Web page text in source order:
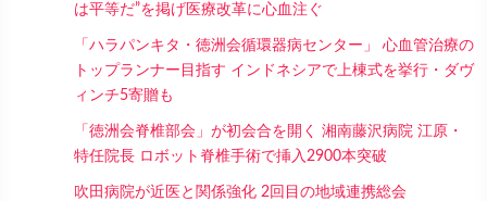
は平等だ”を掲げ医療改革に心血注ぐ
「ハラパンキタ・徳洲会循環器病センター」 心血管治療の
トップランナー目指す インドネシアで上棟式を挙行・ダヴ
ィンチ5寄贈も
「徳洲会脊椎部会」が初会合を開く 湘南藤沢病院 江原・
特任院長 ロボット脊椎手術で挿入2900本突破
吹田病院が近医と関係強化 2回目の地域連携総会